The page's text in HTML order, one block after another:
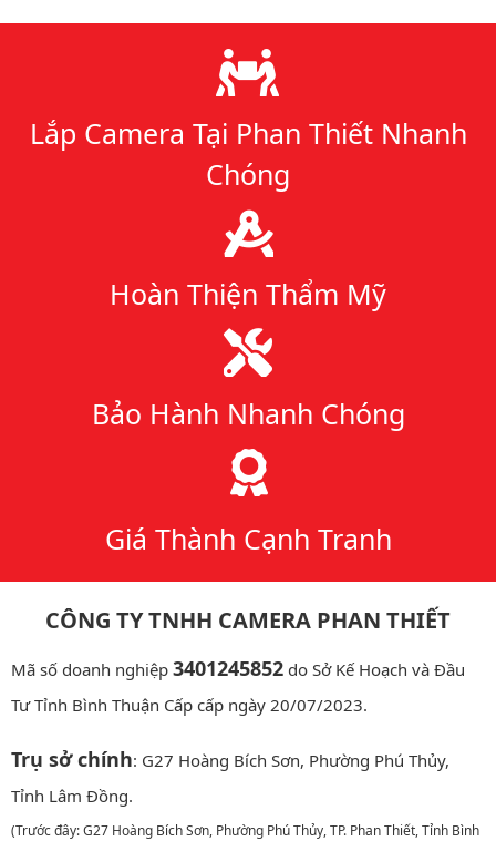
Lý do chọn chúng tôi
Lắp Camera Tại Phan Thiết Nhanh
Chóng
Hoàn Thiện Thẩm Mỹ
Bảo Hành Nhanh Chóng
Giá Thành Cạnh Tranh
CÔNG TY TNHH CAMERA PHAN THIẾT
Mã số doanh nghiệp 3401245852 do Sở Kế Hoạch và Đầu
Tư Tỉnh Bình Thuận Cấp cấp ngày 20/07/2023.
Trụ sở chính: G27 Hoàng Bích Sơn, Phường Phú Thủy,
Tỉnh Lâm Đồng.
(Trước đây: G27 Hoàng Bích Sơn, Phường Phú Thủy, TP. Phan Thiết, Tỉnh Bình